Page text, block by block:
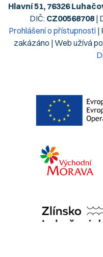
Hlavní 51, 76326
DIČ: CZ00568708 |
Prohlášení o přístupnosti |
zakázáno | Web užívá